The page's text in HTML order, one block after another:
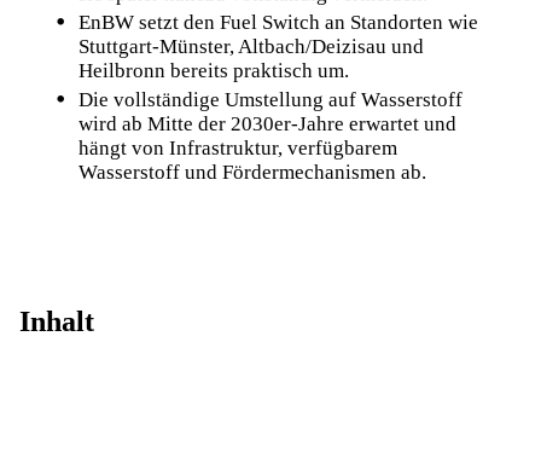
EnBW setzt den Fuel Switch an Standorten wie
Stuttgart‑Münster, Altbach/Deizisau und
Heilbronn bereits praktisch um.
Die vollständige Umstellung auf Wasserstoff
wird ab Mitte der 2030er‑Jahre erwartet und
hängt von Infrastruktur, verfügbarem
Wasserstoff und Fördermechanismen ab.
Inhalt